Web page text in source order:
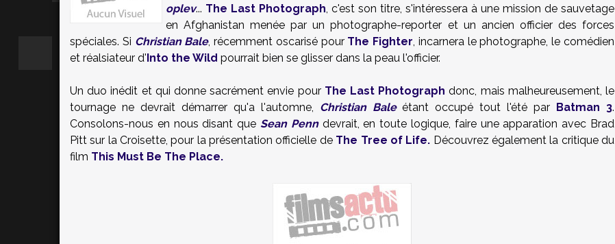
oplev... The Last Photograph, c'est son titre, s'intéressera à une mission de sauvetage
en Afghanistan menée par un photographe-reporter et un ancien officier des forces
spéciales. Si Christian Bale, récemment oscarisé pour The Fighter, incarnera le photographe, le comédien
et réalsiateur d'Into the Wild pourrait bien se glisser dans la peau l'officier.
Un duo inédit et qui donne sacrément envie pour The Last Photograph donc, mais malheureusement, le
tournage ne devrait démarrer qu'a l'automne, Christian Baleétant occupé tout l'été par Batman 3.
Consolons-nous en nous disant que Sean Penndevrait, en toute logique, faire une apparation avec Brad
Pitt sur la Croisette, pour la présentation officielle de The Tree of Life. Découvrez également la critique du
film This Must Be The Place.